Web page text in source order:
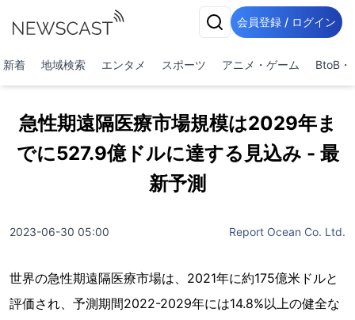
会員登録 / ログイン
新着 地域検索 エンタメ スポーツ アニメ・ゲーム BtoB・
急性期遠隔医療市場規模は2029年ま
でに527.9億ドルに達する見込み - 最
新予測
2023-06-30 05:00 Report Ocean Co. Ltd.
世界の急性期遠隔医療市場は、2021年に約175億米ドルと
評価され、予測期間2022-2029年には14.8%以上の健全な